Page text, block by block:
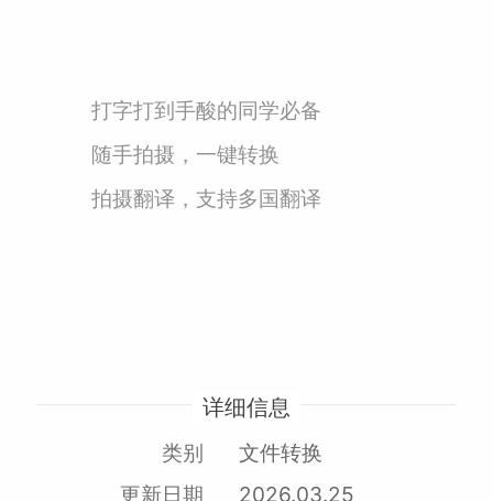
打字打到手酸的同学必备
随手拍摄，一键转换
拍摄翻译，支持多国翻译
详细信息
类别
文件转换
更新日期
2026.03.25